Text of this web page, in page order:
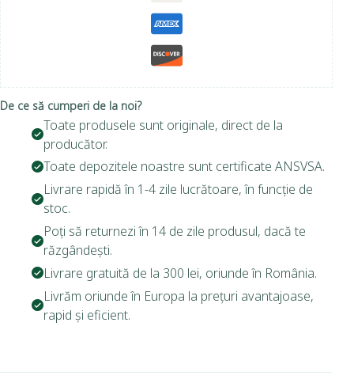
De ce să cumperi de la noi?
Toate produsele sunt originale, direct de la
producător.
Toate depozitele noastre sunt certificate ANSVSA.
Livrare rapidă în 1-4 zile lucrătoare, în funcție de
stoc.
Poți să returnezi în 14 de zile produsul, dacă te
răzgândești.
Livrare gratuită de la 300 lei, oriunde în România.
Livrăm oriunde în Europa la prețuri avantajoase,
rapid și eficient.